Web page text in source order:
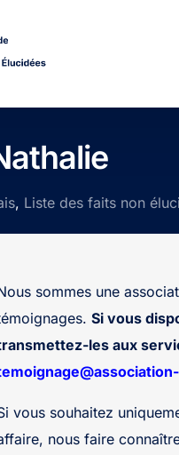
, Liste des faits non
sommes une
Si vous
les aux
vous souhaitez
nous faire